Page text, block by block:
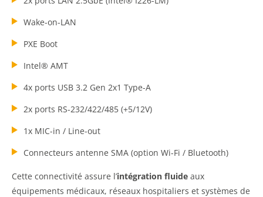
Wake-on-LAN
PXE Boot
Intel® AMT
4x ports USB 3.2 Gen 2x1 Type-A
2x ports RS-232/422/485 (+5/12V)
1x MIC-in / Line-out
Connecteurs antenne SMA (option Wi-Fi / Bluetooth)
Cette connectivité assure l’intégration fluide aux
équipements médicaux, réseaux hospitaliers et systèmes de